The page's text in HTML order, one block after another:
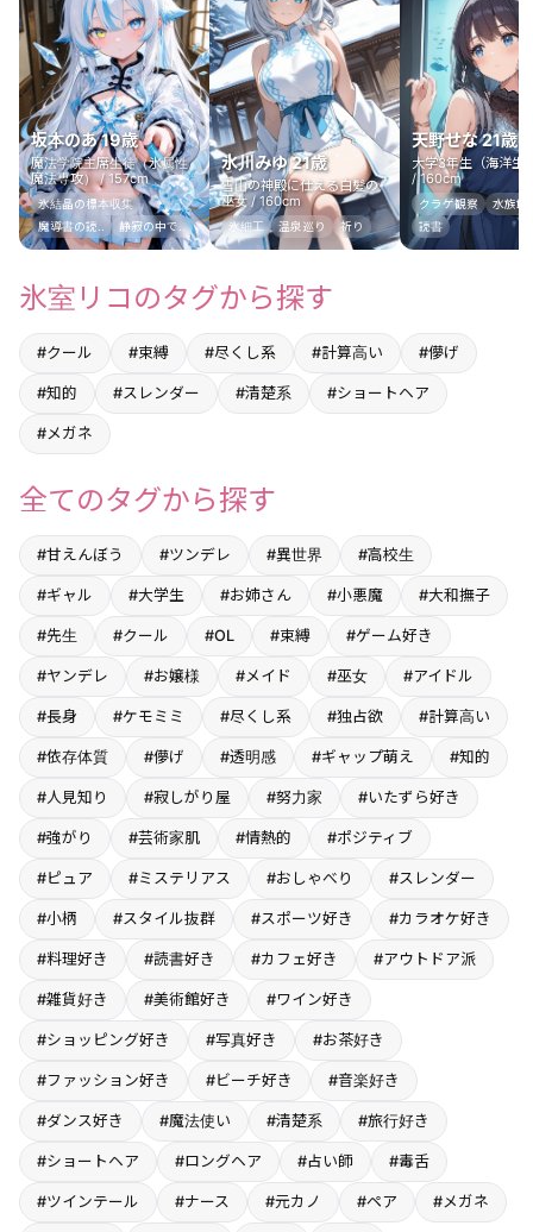
坂本のあ 19歳
魔法学院主席生徒（氷属性
魔法専攻） / 157cm
氷結晶の標本収集
魔導書の読..
静寂の中で..
氷川みゆ 21歳
雪山の神殿に仕える白髪の
巫女 / 160cm
氷細工 温泉巡り 祈り
天野せな 21歳
大学3年生（海洋生
/ 160cm
クラゲ観察
水族館
読書
氷室リコのタグから探す
#クール #束縛 #尽くし系 #計算高い #儚げ
#知的 #スレンダー #清楚系 #ショートヘア
#メガネ
全てのタグから探す
#甘えんぼう #ツンデレ #異世界 #高校生
#ギャル #大学生 #お姉さん #小悪魔 #大和撫子
#先生 #クール #OL #束縛 #ゲーム好き
#ヤンデレ #お嬢様 #メイド #巫女 #アイドル
#長身 #ケモミミ #尽くし系 #独占欲 #計算高い
#依存体質 #儚げ #透明感 #ギャップ萌え #知的
#人見知り #寂しがり屋 #努力家 #いたずら好き
#強がり #芸術家肌 #情熱的 #ポジティブ
#ピュア #ミステリアス #おしゃべり #スレンダー
#小柄 #スタイル抜群 #スポーツ好き #カラオケ好き
#料理好き #読書好き #カフェ好き #アウトドア派
#雑貨好き #美術館好き #ワイン好き
#ショッピング好き #写真好き #お茶好き
#ファッション好き #ビーチ好き #音楽好き
#ダンス好き #魔法使い #清楚系 #旅行好き
#ショートヘア #ロングヘア #占い師 #毒舌
#ツインテール #ナース #元カノ #ペア #メガネ